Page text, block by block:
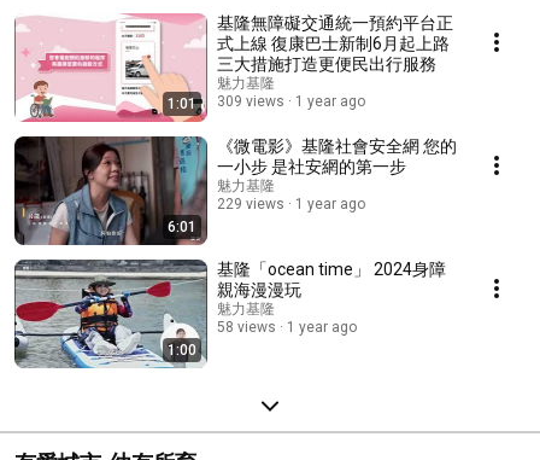
1:01
基隆無障礙交通統一預約平台正
式上線 復康巴士新制6月起上路
三大措施打造更便民出行服務
魅力基隆
309 views
1 year ago
6:01
《微電影》基隆社會安全網 您的
一小步 是社安網的第一步
魅力基隆
229 views
1 year ago
1:00
基隆「ocean time」 2024身障
親海漫漫玩
魅力基隆
58 views
1 year ago